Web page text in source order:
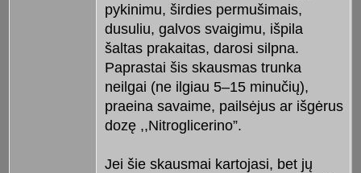
pykinimu, širdies permušimais,
dusuliu, galvos svaigimu, išpila
šaltas prakaitas, darosi silpna.
Paprastai šis skausmas trunka
neilgai (ne ilgiau 5–15 minučių),
praeina savaime, pailsėjus ar išgėrus
dozę ,,Nitroglicerino”.
Jei šie skausmai kartojasi, bet jų